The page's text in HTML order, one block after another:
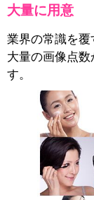
大量に用意
業界の常識を覆
大量の画像点
す。